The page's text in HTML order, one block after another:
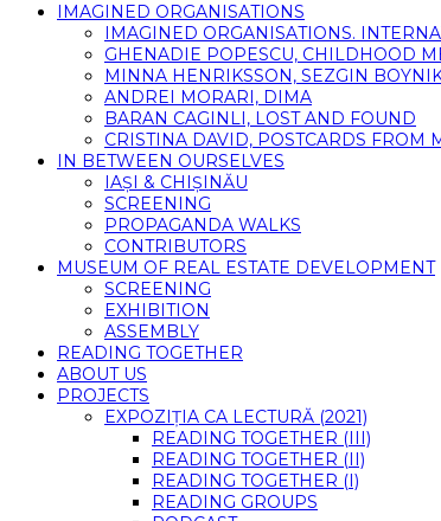
IMAGINED ORGANISATIONS
IMAGINED ORGANISATIONS.
GHENADIE POPESCU, CHILDHOOD
MINNA HENRIKSSON, SEZGIN
ANDREI MORARI, DIMA
BARAN CAGINLI, LOST AND FOUND
CRISTINA DAVID, POSTCARDS FROM
IN BETWEEN OURSELVES
IAȘI & CHIȘINĂU
SCREENING
PROPAGANDA WALKS
CONTRIBUTORS
MUSEUM OF REAL ESTATE DEVELOPMENT
SCREENING
EXHIBITION
ASSEMBLY
READING TOGETHER
ABOUT US
PROJECTS
EXPOZIȚIA CA LECTURĂ (2021)
READING TOGETHER (III)
READING TOGETHER (II)
READING TOGETHER (I)
READING GROUPS